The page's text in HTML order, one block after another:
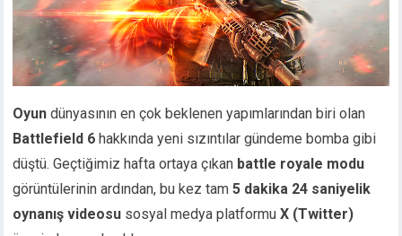
Oyun dünyasının en çok beklenen yapımlarından biri olan
Battlefield 6 hakkında yeni sızıntılar gündeme bomba gibi
düştü. Geçtiğimiz hafta ortaya çıkan battle royale modu
görüntülerinin ardından, bu kez tam5 dakika 24 saniyelik
oynanış videosu sosyal medya platformuX (Twitter)